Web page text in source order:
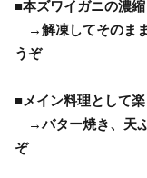
■本ズワイガニの濃
→解凍してそのま
うぞ
■メイン料理として楽
→バター焼き、天ぷ
ぞ